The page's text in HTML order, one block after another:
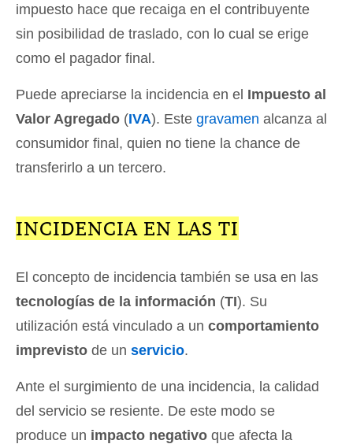
impuesto hace que recaiga en el contribuyente
sin posibilidad de traslado, con lo cual se erige
como el pagador final.
Puede apreciarse la incidencia en el Impuesto al
Valor Agregado (IVA). Este gravamen alcanza al
consumidor final, quien no tiene la chance de
transferirlo a un tercero.
INCIDENCIA EN LAS TI
El concepto de incidencia también se usa en las
tecnologías de la información (TI). Su
utilización está vinculado a un comportamiento
imprevisto de un servicio.
Ante el surgimiento de una incidencia, la calidad
del servicio se resiente. De este modo se
produce un impacto negativo que afecta la